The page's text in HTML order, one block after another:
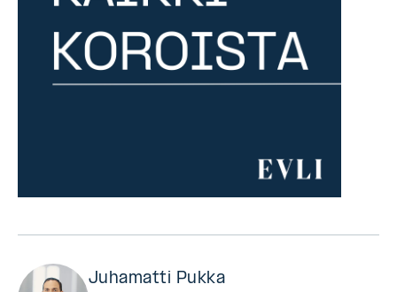
Juhamatti Pukka